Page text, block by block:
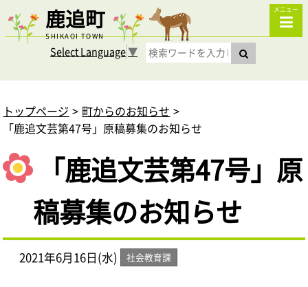
鹿追町
SHIKAOI TOWN
メニュー
Select Language▼
トップページ
町からのお知らせ
「鹿追文芸第47号」原稿募集のお知らせ
「鹿追文芸第47号」原
稿募集のお知らせ
2021年6月16日(水) 社会教育課